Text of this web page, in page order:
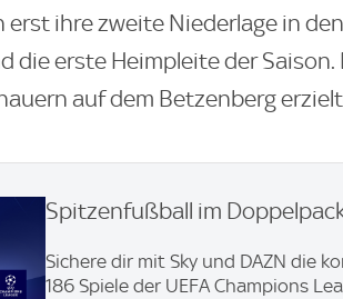
erst ihre zweite Niederlage in
die erste Heimpleite der
auf dem Betzenberg
Spitzenfußball im
Sichere dir mit Sky und DAZN die
186 Spiele der UEFA Champions